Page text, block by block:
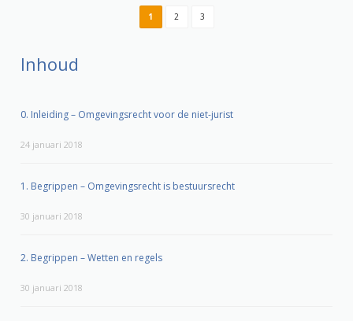
1 2 3
Inhoud
0. Inleiding – Omgevingsrecht voor de niet-jurist
24 januari 2018
1. Begrippen – Omgevingsrecht is bestuursrecht
30 januari 2018
2. Begrippen – Wetten en regels
30 januari 2018